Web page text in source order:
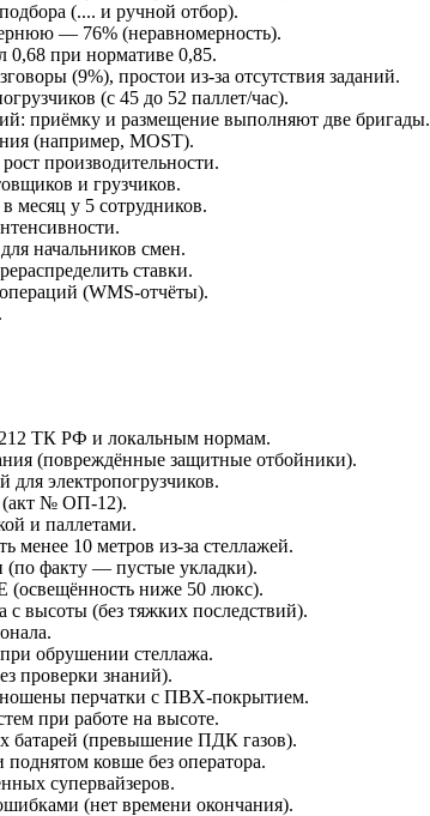
(.... и ручной отбор).
— 76% (неравномерность).
0,68 при нормативе 0,85.
(9%), простои из-за отсутствия заданий.
(с 45 до 52 паллет/час).
приёмку и размещение выполняют две бригады.
(например, MOST).
производительности.
и грузчиков.
месяц у 5 сотрудников.
начальников смен.
ставки.
(WMS-отчёты).
212 ТК РФ и локальным нормам.
(повреждённые защитные отбойники).
электропогрузчиков.
(акт № ОП-12).
и паллетами.
10 метров из-за стеллажей.
(по факту — пустые укладки).
(освещённость ниже 50 люкс).
с высоты (без тяжких последствий).
обрушении стеллажа.
проверки знаний).
перчатки с ПВХ-покрытием.
при работе на высоте.
батарей (превышение ПДК газов).
ковше без оператора.
супервайзеров.
(нет времени окончания).